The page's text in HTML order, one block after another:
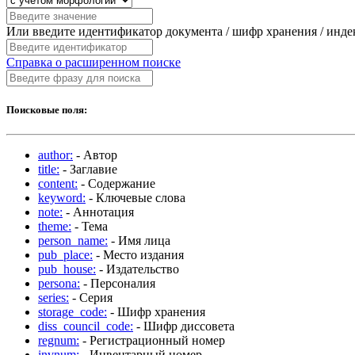
Или введите идентификатор документа / шифр хранения /
Справка о расширенном поиске
Поисковые поля:
author: - Автор
title: - Заглавие
content: - Содержание
keyword: - Ключевые слова
note: - Аннотация
theme: - Тема
person_name: - Имя лица
pub_place: - Место издания
pub_house: - Издательство
persona: - Персоналия
series: - Серия
storage_code: - Шифр хранения
diss_council_code: - Шифр диссовета
regnum: - Регистрационный номер